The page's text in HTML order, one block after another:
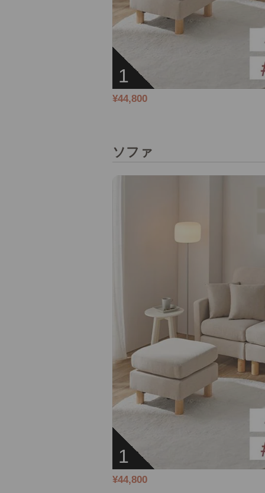
1
¥44,800
ソファ
1
¥44,800